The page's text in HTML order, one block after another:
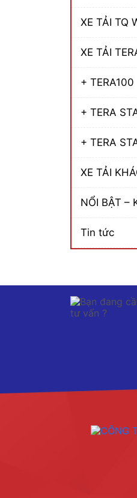
XE TẢI TQ
XE TẢI
+ TERA100
+ TERA
+ TERA
XE TẢI
NỔI BẬT –
Tin tức